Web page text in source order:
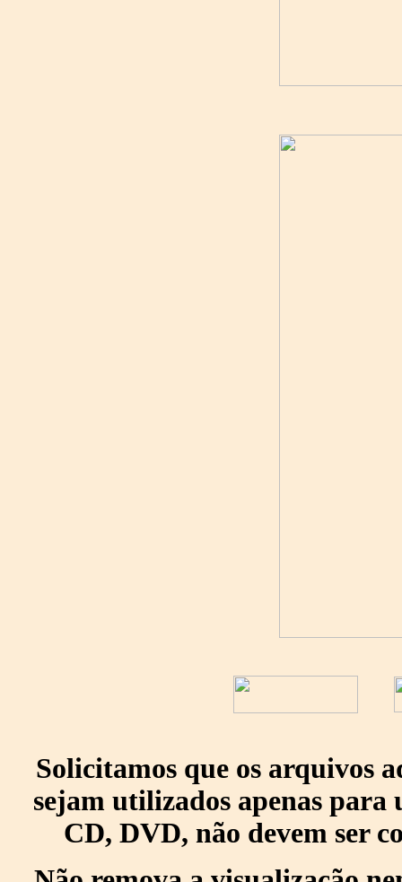
Solicitamos que os arquivos
sejam utilizados apenas para
CD, DVD, não devem ser